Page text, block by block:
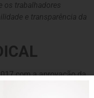
os trabalhadores
e transparência da
com a aprovação da
o governo do ex-